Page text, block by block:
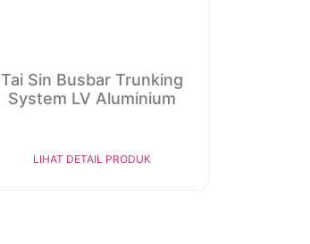
Tai Sin Busbar Trunking
System LV Aluminium
LIHAT DETAIL PRODUK